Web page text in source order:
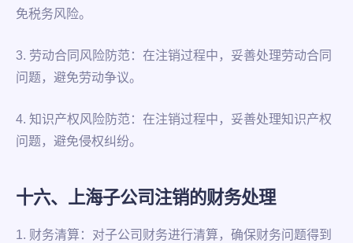
免税务风险。
3. 劳动合同风险防范：在注销过程中，妥善处理劳动合同
问题，避免劳动争议。
4. 知识产权风险防范：在注销过程中，妥善处理知识产权
问题，避免侵权纠纷。
十六、上海子公司注销的财务处理
1. 财务清算：对子公司财务进行清算，确保财务问题得到